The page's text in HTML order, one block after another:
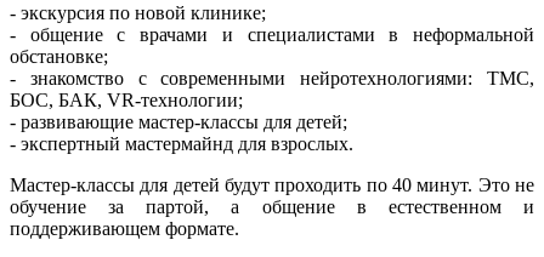
- экскурсия по новой клинике;
- общение с врачами и специалистами в неформальной
обстановке;
- знакомство с современными нейротехнологиями: ТМС,
БОС, БАК, VR-технологии;
- развивающие мастер-классы для детей;
- экспертный мастермайнд для взрослых.
Мастер-классы для детей будут проходить по 40 минут. Это не
обучение за партой, а общение в естественном и
поддерживающем формате.